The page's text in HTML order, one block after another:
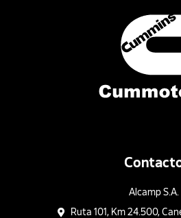
Alcamp S.A.
Ruta 101, Km 24.500,